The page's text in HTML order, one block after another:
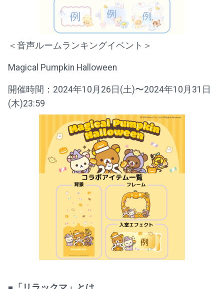
＜音声ルームランキングイベント＞
Magical Pumpkin Halloween
開催時間：2024年10月26日(土)〜2024年10月31日
(木)23:59